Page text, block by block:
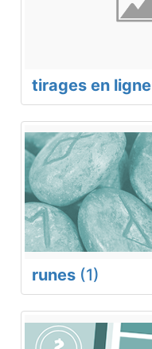
tirages en ligne
runes (1)